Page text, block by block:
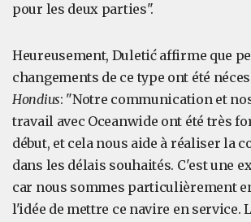
pour les deux parties".
Heureusement, Duletić affirme que
changements de ce type ont été
Hondius: "Notre communication et
travail avec Oceanwide ont été très
début, et cela nous aide à réaliser la
dans les délais souhaités. C'est une
car nous sommes particulièrement
l'idée de mettre ce navire en service.